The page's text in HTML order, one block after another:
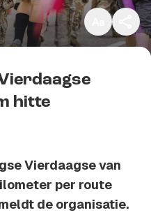
Kopieer link
hitte
Vierdaagse van
per route
de organisatie.